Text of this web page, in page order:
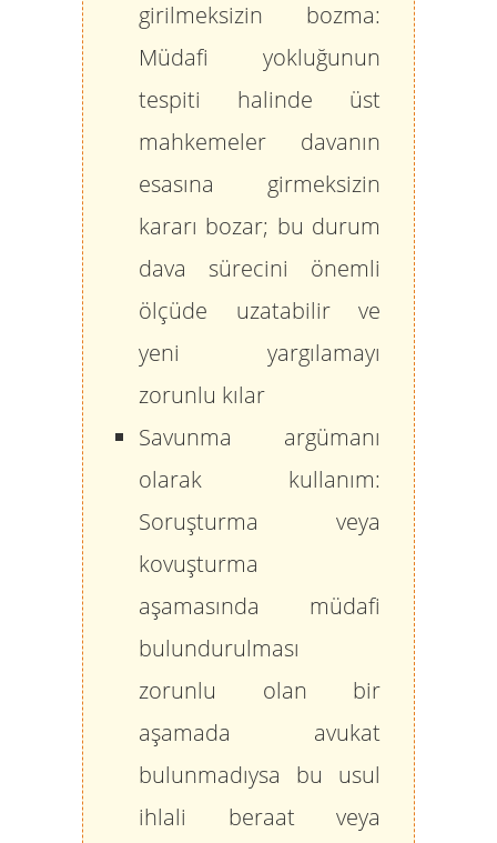
girilmeksizin bozma:
Müdafi yokluğunun
tespiti halinde üst
mahkemeler davanın
esasına girmeksizin
kararı bozar; bu durum
dava sürecini önemli
ölçüde uzatabilir ve
yeni yargılamayı
zorunlu kılar
Savunma argümanı
olarak kullanım:
Soruşturma veya
kovuşturma
aşamasında müdafi
bulundurulması
zorunlu olan bir
aşamada avukat
bulunmadıysa bu usul
ihlali beraat veya